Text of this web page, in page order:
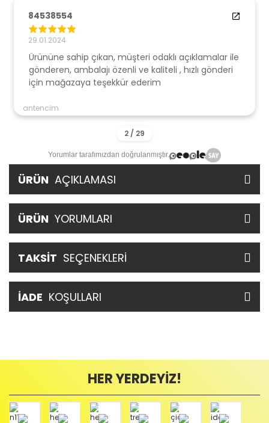
84538554
29.01.2024
Ürününe sahip çıkan, müşteri odaklı açıklamalar ile
gönderen, ambalajı özenli ve kaliteli , hızlı gönderi
için mağazaya teşekkür ederim
antencim
Yorumlar tarafımızdan doğrulanmıştır.
ÜRÜN AÇIKLAMASI
ÜRÜN YORUMLARI
TAKSİT SEÇENEKLERİ
İADE KOŞULLARI
HER YERDEYİZ!